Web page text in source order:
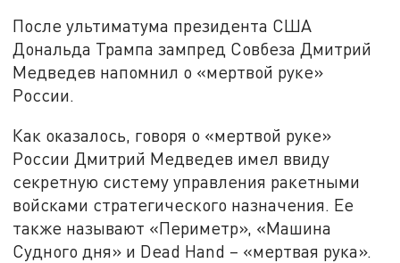
После ультиматума президента США
Дональда Трампа зампред Совбеза Дмитрий
Медведев напомнил о «мертвой руке»
России.
Как оказалось, говоря о «мертвой руке»
России Дмитрий Медведев имел ввиду
секретную систему управления ракетными
войсками стратегического назначения. Ее
также называют «Периметр», «Машина
Судного дня» и Dead Hand – «мертвая рука».